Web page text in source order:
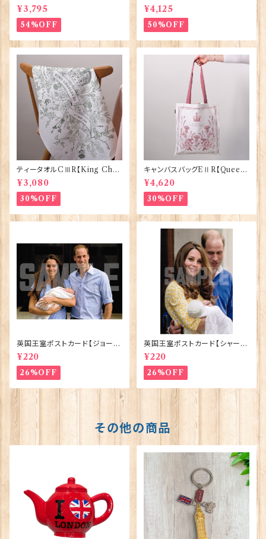
BRIC=Thorpe】BlossomCo
90295
¥3,795
54%OFF
ABRIC=Thorpe】BlossomC
o 90294
¥4,125
50%OFF
ティータオルCⅢR【King Char
lesⅢ Coronation】Victoria
Eggs 50129
¥3,080
30%OFF
キャンバスバッグEⅡR【Queen
ElizabethⅡ Commemorativ
e】Victoria Eggs 90332
¥4,620
30%OFF
英国王室ポストカード【ジョージ
王子ご誕生】Pageantry Post
card 90183-JEF100
¥220
26%OFF
英国王室ポストカード【シャーロ
ット王女2】Pageantry Postca
rd 90183-JEF202
¥220
26%OFF
その他の商品